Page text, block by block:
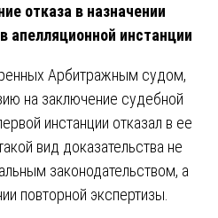
отказа в назначении
апелляционной инстанции
Арбитражным судом,
на заключение судебной
инстанции отказал в ее
вид доказательства не
законодательством, а
повторной экспертизы.